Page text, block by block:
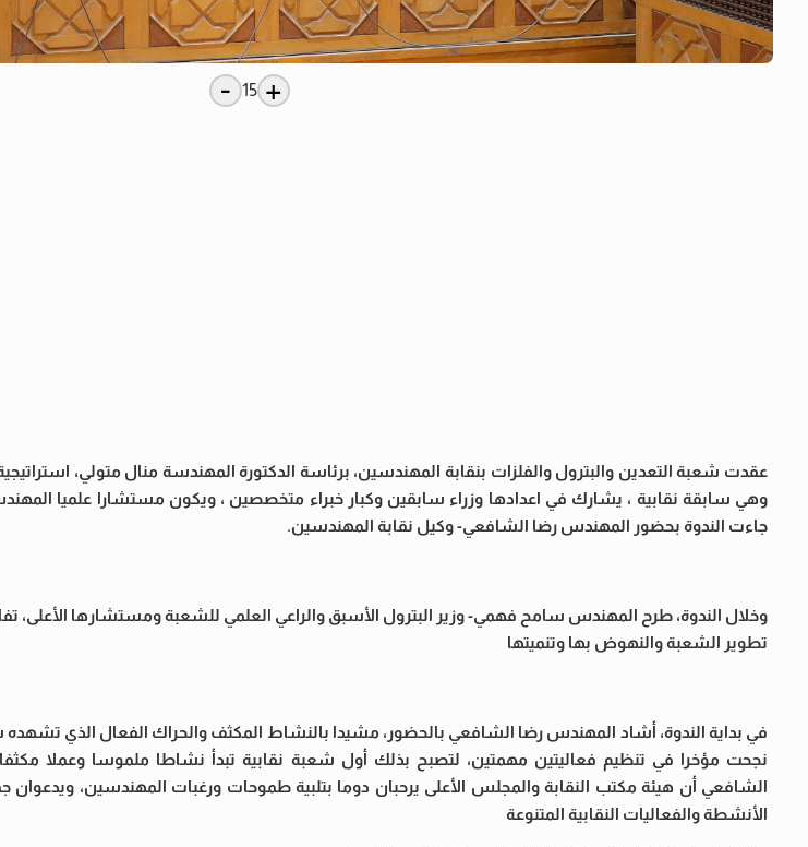
+
15
-
عقدت شعبة التعدين والبترول والفلزات بنقابة المهندسين، برئاسة الدكتورة المهندسة منال متولي،
وهي سابقة نقابية ، يشارك في اعدادها وزراء سابقين وكبار خبراء متخصصين ، ويكون مستشارا علميا
جاءت الندوة بحضور المهندس رضا الشافعي- وكيل نقابة المهندسين.
وخلال الندوة، طرح المهندس سامح فهمي- وزير البترول الأسبق والراعي العلمي للشعبة ومستشارها الأعلى،
تطوير الشعبة والنهوض بها وتنميتها
في بداية الندوة، أشاد المهندس رضا الشافعي بالحضور، مشيدا بالنشاط المكثف والحراك الفعال الذي تشهده
نجحت مؤخرا في تنظيم فعاليتين مهمتين، لتصبح بذلك أول شعبة نقابية تبدأ نشاطا ملموسا وعملا مكثفا
الشافعي أن هيئة مكتب النقابة والمجلس الأعلى يرحبان دوما بتلبية طموحات ورغبات المهندسين، ويدعوان
الأنشطة والفعاليات النقابية المتنوعة